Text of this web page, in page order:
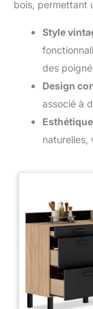
bois, permettant
Style
des
Design
associé à
naturelles,